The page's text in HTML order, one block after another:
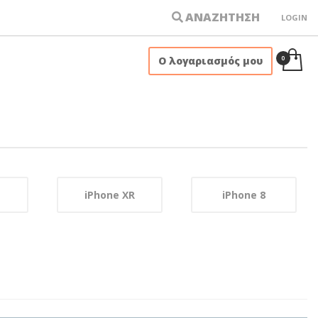
ΑΝΑΖΗΤΗΣΗ LOGIN
Ο λογαριασμός μου
iPhone XR iPhone 8